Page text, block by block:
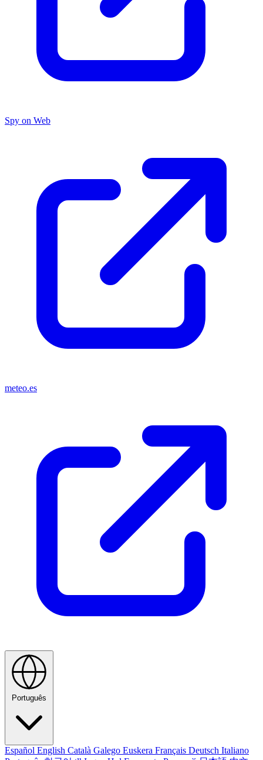
Spy on Web
meteo.es
Português
Español English Català Galego Euskera Français Deutsch Italiano